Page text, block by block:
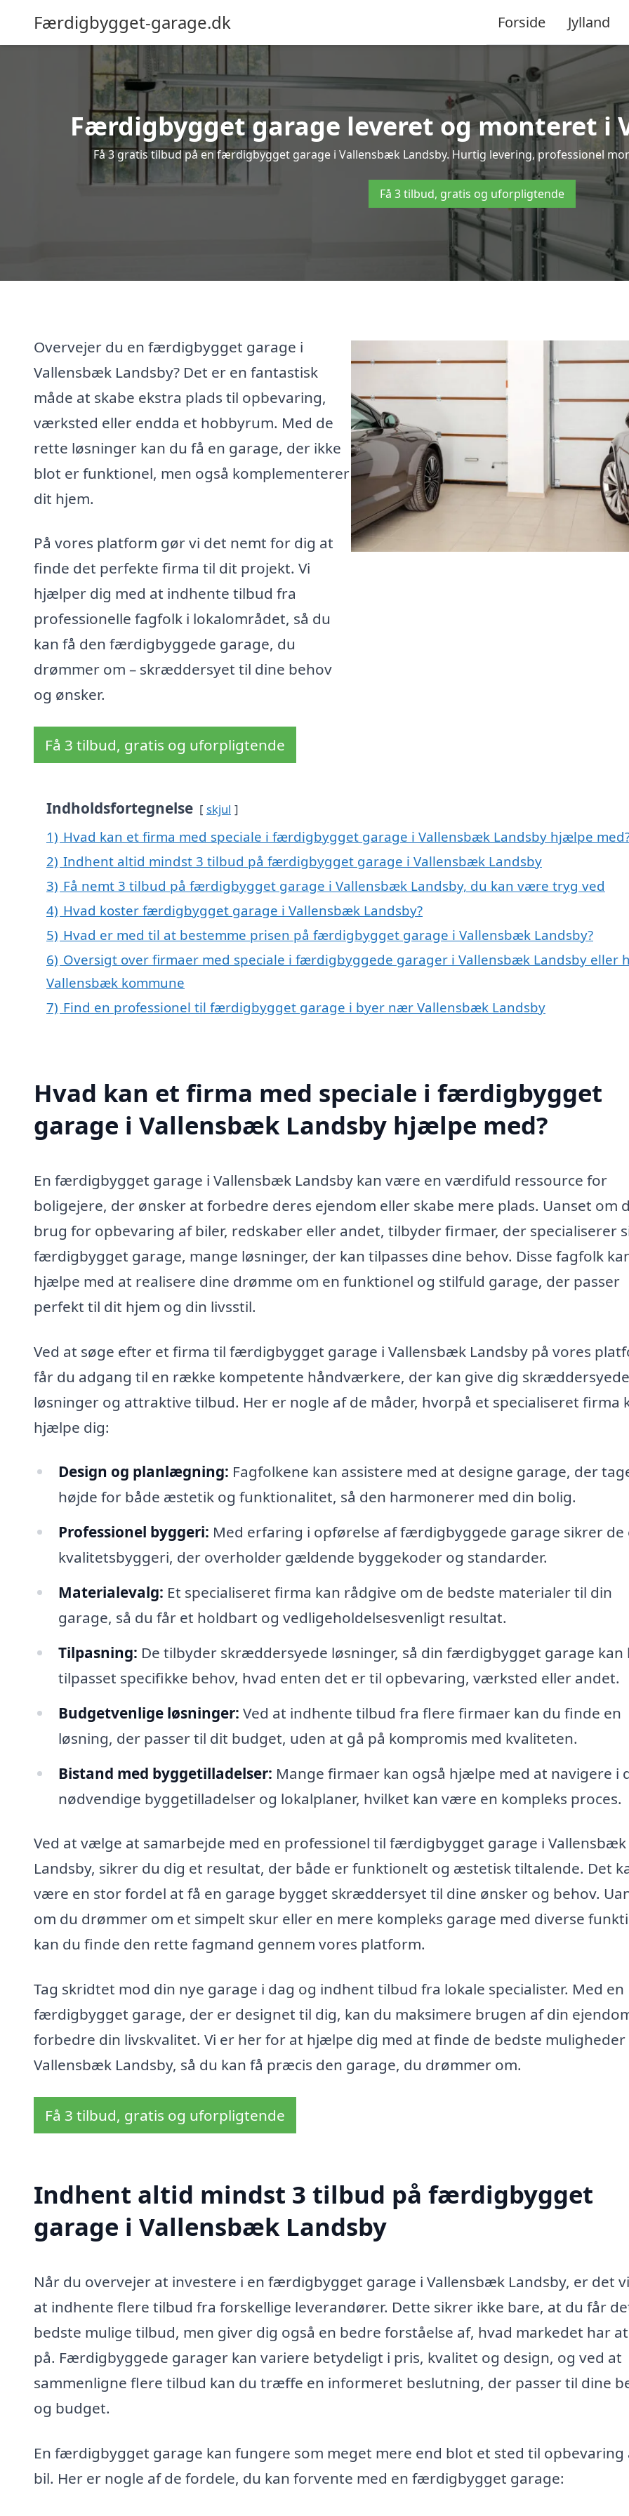
Færdigbygget-garage.dk Forside Jylland
Færdigbygget garage leveret og monteret i
Få 3 gratis tilbud på en færdigbygget garage i Vallensbæk Landsby. Hurtig levering, professionel
Få 3 tilbud, gratis og uforpligtende
Overvejer du en færdigbygget garage i
Vallensbæk Landsby? Det er en fantastisk
måde at skabe ekstra plads til opbevaring,
værksted eller endda et hobbyrum. Med de
rette løsninger kan du få en garage, der ikke
blot er funktionel, men også komplementerer
dit hjem.
På vores platform gør vi det nemt for dig at
finde det perfekte firma til dit projekt. Vi
hjælper dig med at indhente tilbud fra
professionelle fagfolk i lokalområdet, så du
kan få den færdigbyggede garage, du
drømmer om – skræddersyet til dine behov
og ønsker.
Få 3 tilbud, gratis og uforpligtende
Indholdsfortegnelse skjul
1) Hvad kan et firma med speciale i færdigbygget garage i Vallensbæk Landsby hjælpe
2) Indhent altid mindst 3 tilbud på færdigbygget garage i Vallensbæk Landsby
3) Få nemt 3 tilbud på færdigbygget garage i Vallensbæk Landsby, du kan være tryg ved
4) Hvad koster færdigbygget garage i Vallensbæk Landsby?
5) Hvad er med til at bestemme prisen på færdigbygget garage i Vallensbæk Landsby?
6) Oversigt over firmaer med speciale i færdigbyggede garager i Vallensbæk Landsby eller
Vallensbæk kommune
7) Find en professionel til færdigbygget garage i byer nær Vallensbæk Landsby
Hvad kan et firma med speciale i færdigbygget
garage i Vallensbæk Landsby hjælpe med?
En færdigbygget garage i Vallensbæk Landsby kan være en værdifuld ressource for
boligejere, der ønsker at forbedre deres ejendom eller skabe mere plads. Uanset om
brug for opbevaring af biler, redskaber eller andet, tilbyder firmaer, der specialiserer
færdigbygget garage, mange løsninger, der kan tilpasses dine behov. Disse fagfolk
hjælpe med at realisere dine drømme om en funktionel og stilfuld garage, der passer
perfekt til dit hjem og din livsstil.
Ved at søge efter et firma til færdigbygget garage i Vallensbæk Landsby på vores
får du adgang til en række kompetente håndværkere, der kan give dig skræddersyede
løsninger og attraktive tilbud. Her er nogle af de måder, hvorpå et specialiseret firma
hjælpe dig:
Design og planlægning: Fagfolkene kan assistere med at designe garage, der
højde for både æstetik og funktionalitet, så den harmonerer med din bolig.
Professionel byggeri: Med erfaring i opførelse af færdigbyggede garage sikrer de
kvalitetsbyggeri, der overholder gældende byggekoder og standarder.
Materialevalg: Et specialiseret firma kan rådgive om de bedste materialer til din
garage, så du får et holdbart og vedligeholdelsesvenligt resultat.
Tilpasning: De tilbyder skræddersyede løsninger, så din færdigbygget garage kan
tilpasset specifikke behov, hvad enten det er til opbevaring, værksted eller andet.
Budgetvenlige løsninger: Ved at indhente tilbud fra flere firmaer kan du finde en
løsning, der passer til dit budget, uden at gå på kompromis med kvaliteten.
Bistand med byggetilladelser: Mange firmaer kan også hjælpe med at navigere i
nødvendige byggetilladelser og lokalplaner, hvilket kan være en kompleks proces.
Ved at vælge at samarbejde med en professionel til færdigbygget garage i Vallensbæk
Landsby, sikrer du dig et resultat, der både er funktionelt og æstetisk tiltalende. Det
være en stor fordel at få en garage bygget skræddersyet til dine ønsker og behov.
om du drømmer om et simpelt skur eller en mere kompleks garage med diverse
kan du finde den rette fagmand gennem vores platform.
Tag skridtet mod din nye garage i dag og indhent tilbud fra lokale specialister. Med en
færdigbygget garage, der er designet til dig, kan du maksimere brugen af din
forbedre din livskvalitet. Vi er her for at hjælpe dig med at finde de bedste muligheder
Vallensbæk Landsby, så du kan få præcis den garage, du drømmer om.
Få 3 tilbud, gratis og uforpligtende
Indhent altid mindst 3 tilbud på færdigbygget
garage i Vallensbæk Landsby
Når du overvejer at investere i en færdigbygget garage i Vallensbæk Landsby, er det
at indhente flere tilbud fra forskellige leverandører. Dette sikrer ikke bare, at du får
bedste mulige tilbud, men giver dig også en bedre forståelse af, hvad markedet har
på. Færdigbyggede garager kan variere betydeligt i pris, kvalitet og design, og ved at
sammenligne flere tilbud kan du træffe en informeret beslutning, der passer til dine
og budget.
En færdigbygget garage kan fungere som meget mere end blot et sted til opbevaring
bil. Her er nogle af de fordele, du kan forvente med en færdigbygget garage: